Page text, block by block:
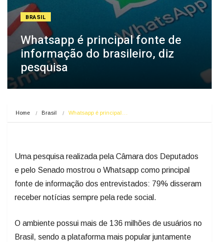
BRASIL
Whatsapp é principal fonte de
informação do brasileiro, diz
pesquisa
Home Brasil Whatsapp é principal…
Uma pesquisa realizada pela Câmara dos Deputados
e pelo Senado mostrou o Whatsapp como principal
fonte de informação dos entrevistados: 79% disseram
receber notícias sempre pela rede social.
O ambiente possui mais de 136 milhões de usuários no
Brasil, sendo a plataforma mais popular juntamente